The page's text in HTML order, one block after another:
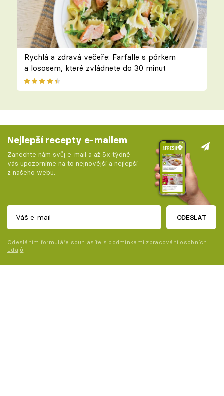
Rychlá a zdravá večeře: Farfalle s pórkem
a lososem, které zvládnete do 30 minut
Nejlepší recepty e-mailem
Zanechte nám svůj e-mail a až 5x týdně
vás upozorníme na to nejnovější a nejlepší
z našeho webu.
ODESLAT
Odesláním formuláře souhlasíte s podmínkami zpracování osobních
údajů